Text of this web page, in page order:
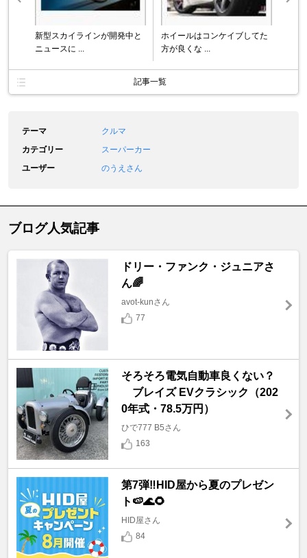
新型スカイラインが開発中と
ニュースに ...
ホイールはコンケイブしてた
方が良くな ...
記事一覧
テーマ
クルマ
カテゴリー
スーパーカー
ユーザー
のうえさん
ブログ人気記事
ドリー・ファンク・ジュニアさ
ん🌈
avot-kunさん
77
そろそろ電気自動車良くない？
ブレイズ EVクラシック（202
0年式・78.5万円）
ひで777 B5さん
163
第7弾‼️HID屋から夏のプレゼン
ト🍉🌊🌻
HID屋さん
84